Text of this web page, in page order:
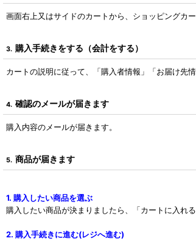
画面右上又はサイドのカートから、ショッピングカ
3. 購入手続きをする（会計をする）
カートの説明に従って、「購入者情報」「お届け先
4. 確認のメールが届きます
購入内容のメールが届きます。
5. 商品が届きます
1. 購入したい商品を選ぶ
購入したい商品が決まりましたら、「カートに入れ
2. 購入手続きに進む(レジへ進む)